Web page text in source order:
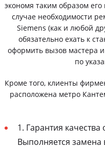
экономя таким образом
случае необходимости
Siemens (как и любой
обязательно ехать к
оформить вызов мастера
по
Кроме того, клиенты
расположена метро
1. Гарантия
Выполняется